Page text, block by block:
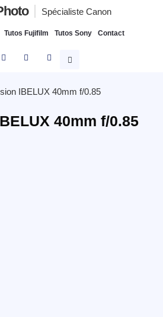
Spécialiste Canon
Tutos Fujifilm Tutos Sony Contact
IBELUX 40mm f/0.85
40mm f/0.85